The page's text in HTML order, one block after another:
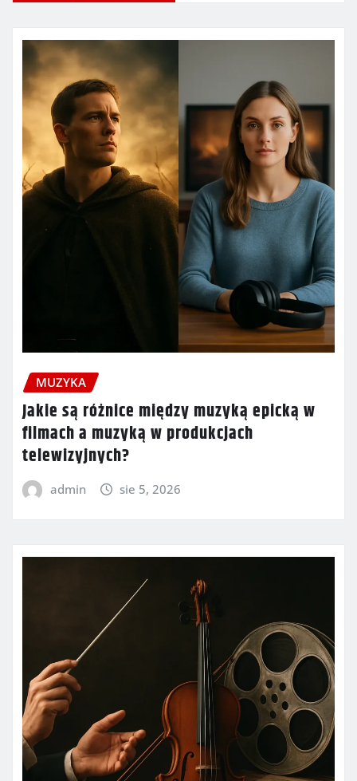
MUZYKA
Jakie są różnice między muzyką epicką w
filmach a muzyką w produkcjach
telewizyjnych?
admin sie 5, 2026